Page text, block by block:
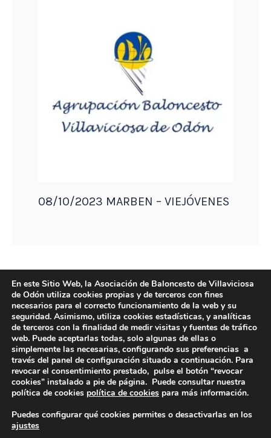
08/10/2023 MARBEN – VIEJÓVENES
DIRECCIÓN
Camino de Sacedón 15
Villaviciosa de Odón (Madrid)
En este Sitio Web, la Asociación de Baloncesto de Villaviciosa
de Odón utiliza cookies propias y de terceros con fines
necesarios para el correcto funcionamiento de la web y su
seguridad. Asimismo, utiliza cookies estadísticas, y analíticas
de terceros con la finalidad de medir visitas y fuentes de tráfico
web. Puede aceptarlas todas, solo algunas de ellas o
simplemente las necesarias, configurando sus preferencias a
través del panel de configuración situado a continuación. Para
revocar el consentimiento prestado, pulse el botón “revocar
cookies” instalado a pie de página. Puede consultar nuestra
política de cookies política de cookies para más información.
Puedes configurar qué cookies permites o desactivarlas en los
ajustes